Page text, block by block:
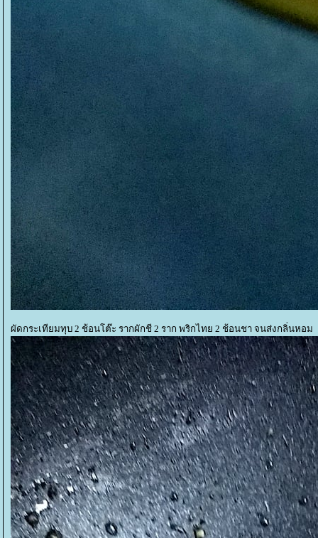
ผัดกระเทียมทุบ 2 ช้อนโต๊ะ รากผักชี 2 ราก พริกไทย 2 ช้อนชา จนส่งกลิ่นหอม